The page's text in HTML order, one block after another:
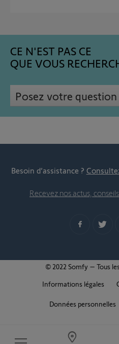
CE N'EST PAS CE
QUE VOUS
Posez votre question
Besoin d’assistance ?
Recevez nos actus,
© 2022 Somfy – Tous
Informations légales
Données personnelles